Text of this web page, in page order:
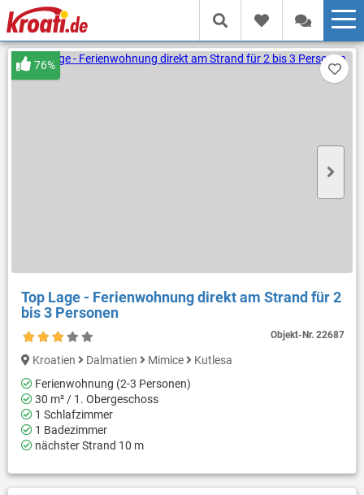
Top Lage - Ferienwohnung direkt am Strand für 2
bis 3 Personen
Objekt-Nr.22687
76%
Kroatien Dalmatien Mimice
Kutlesa
Ferienwohnung (2-3 Personen)
30 m² / 1. Obergeschoss
1 Schlafzimmer
1 Badezimmer
nächster Strand 10 m